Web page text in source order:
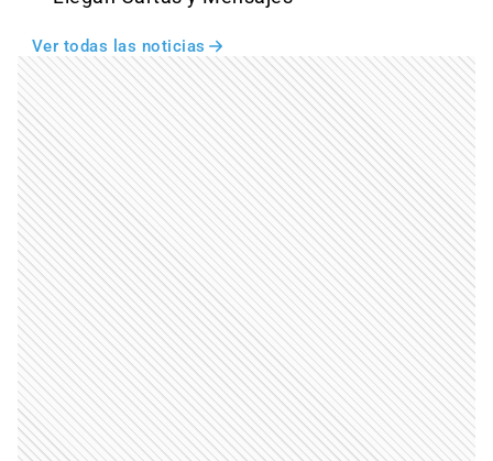
Ver todas las noticias